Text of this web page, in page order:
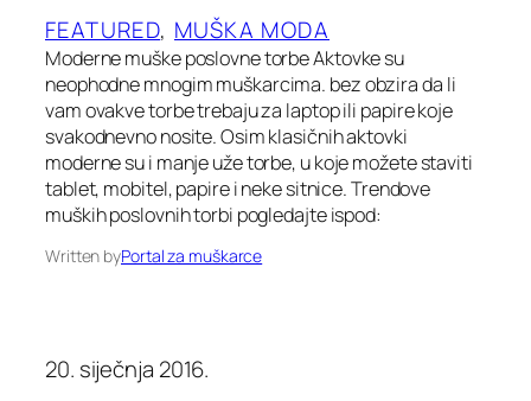
FEATURED, MUŠKA MODA
Moderne muške poslovne torbe Aktovke su
neophodne mnogim muškarcima. bez obzira da li
vam ovakve torbe trebaju za laptop ili papire koje
svakodnevno nosite. Osim klasičnih aktovki
moderne su i manje uže torbe, u koje možete staviti
tablet, mobitel, papire i neke sitnice. Trendove
muških poslovnih torbi pogledajte ispod:
Written byPortal za muškarce
20. siječnja 2016.